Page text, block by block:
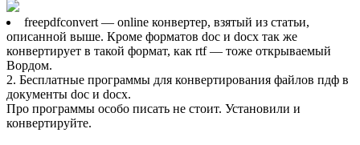
freepdfconvert — online конвертер, взятый из статьи,
описанной выше. Кроме форматов doc и docx так же
конвертирует в такой формат, как rtf — тоже открываемый
Вордом.
2. Бесплатные программы для конвертирования файлов пдф в
документы doc и docx.
Про программы особо писать не стоит. Установили и
конвертируйте.